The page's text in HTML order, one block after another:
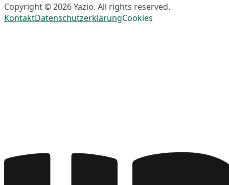
Copyright © 2026 Yazio. All rights reserved.
KontaktDatenschutzerklärungCookies